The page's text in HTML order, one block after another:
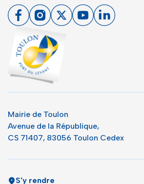
FacebookInstagram
X YoutubeLinkedin
Mairie de Toulon
Avenue de la République,
CS 71407, 83056 Toulon Cedex
S'y rendre